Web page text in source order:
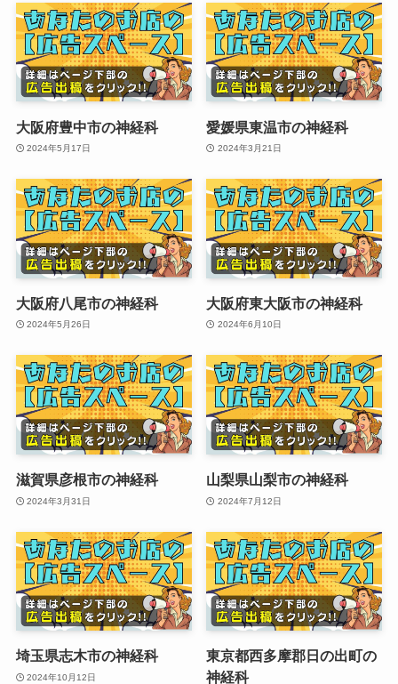
大阪府豊中市の神経科
2024年5月17日
愛媛県東温市の神経科
2024年3月21日
大阪府八尾市の神経科
2024年5月26日
大阪府東大阪市の神経科
2024年6月10日
滋賀県彦根市の神経科
2024年3月31日
山梨県山梨市の神経科
2024年7月12日
埼玉県志木市の神経科
2024年10月12日
東京都西多摩郡日の出町の
神経科